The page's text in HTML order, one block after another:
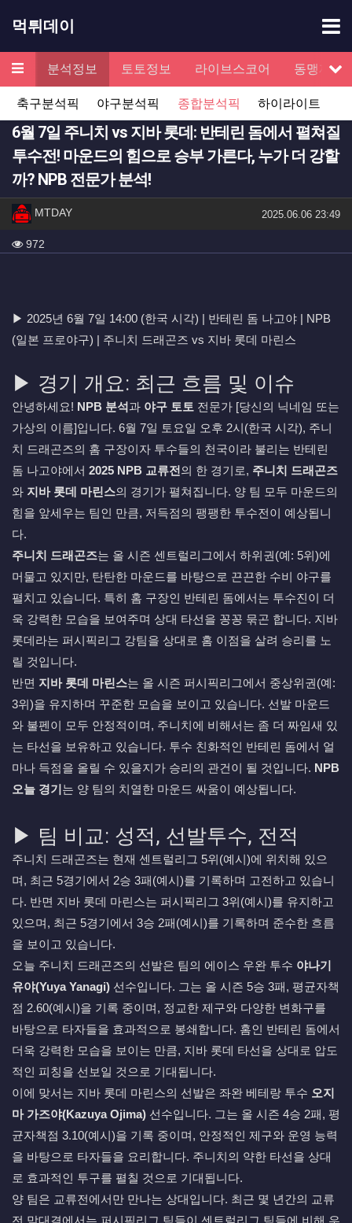
먹튀데이
메뉴
증 분석정보 토토정보 라이브스코어
동맹제휴
축구분석픽
야구분석픽 종합분석픽 하이라이트
6월 7일 주니치 vs 지바 롯데: 반테린 돔에서 펼쳐질
투수전! 마운드의 힘으로 승부 가른다, 누가 더 강할
까? NPB 전문가 분석!
작성자 정보
MTDAY작성 작성일
2025.06.06 23:49
컨텐츠 정보
972
▶ 2025년 6월 7일 14:00 (한국 시각) | 반테린 돔 나고야 | NPB
(일본 프로야구) | 주니치 드래곤즈 vs 지바 롯데 마린스
▶ 경기 개요: 최근 흐름 및 이슈
안녕하세요! NPB 분석과 야구 토토 전문가 [당신의 닉네임 또는
가상의 이름]입니다. 6월 7일 토요일 오후 2시(한국 시각), 주니
치 드래곤즈의 홈 구장이자 투수들의 천국이라 불리는 반테린
돔 나고야에서 2025 NPB 교류전의 한 경기로, 주니치 드래곤즈
와 지바 롯데 마린스의 경기가 펼쳐집니다. 양 팀 모두 마운드의
힘을 앞세우는 팀인 만큼, 저득점의 팽팽한 투수전이 예상됩니
다.
주니치 드래곤즈는 올 시즌 센트럴리그에서 하위권(예: 5위)에
머물고 있지만, 탄탄한 마운드를 바탕으로 끈끈한 수비 야구를
펼치고 있습니다. 특히 홈 구장인 반테린 돔에서는 투수진이 더
욱 강력한 모습을 보여주며 상대 타선을 꽁꽁 묶곤 합니다. 지바
롯데라는 퍼시픽리그 강팀을 상대로 홈 이점을 살려 승리를 노
릴 것입니다.
반면 지바 롯데 마린스는 올 시즌 퍼시픽리그에서 중상위권(예:
3위)을 유지하며 꾸준한 모습을 보이고 있습니다. 선발 마운드
와 불펜이 모두 안정적이며, 주니치에 비해서는 좀 더 짜임새 있
는 타선을 보유하고 있습니다. 투수 친화적인 반테린 돔에서 얼
마나 득점을 올릴 수 있을지가 승리의 관건이 될 것입니다. NPB
오늘 경기는 양 팀의 치열한 마운드 싸움이 예상됩니다.
▶ 팀 비교: 성적, 선발투수, 전적
주니치 드래곤즈는 현재 센트럴리그 5위(예시)에 위치해 있으
며, 최근 5경기에서 2승 3패(예시)를 기록하며 고전하고 있습니
다. 반면 지바 롯데 마린스는 퍼시픽리그 3위(예시)를 유지하고
있으며, 최근 5경기에서 3승 2패(예시)를 기록하며 준수한 흐름
을 보이고 있습니다.
오늘 주니치 드래곤즈의 선발은 팀의 에이스 우완 투수 야나기
유야(Yuya Yanagi) 선수입니다. 그는 올 시즌 5승 3패, 평균자책
점 2.60(예시)을 기록 중이며, 정교한 제구와 다양한 변화구를
바탕으로 타자들을 효과적으로 봉쇄합니다. 홈인 반테린 돔에서
더욱 강력한 모습을 보이는 만큼, 지바 롯데 타선을 상대로 압도
적인 피칭을 선보일 것으로 기대됩니다.
이에 맞서는 지바 롯데 마린스의 선발은 좌완 베테랑 투수 오지
마 가즈야(Kazuya Ojima) 선수입니다. 그는 올 시즌 4승 2패, 평
균자책점 3.10(예시)을 기록 중이며, 안정적인 제구와 운영 능력
을 바탕으로 타자들을 요리합니다. 주니치의 약한 타선을 상대
로 효과적인 투구를 펼칠 것으로 기대됩니다.
양 팀은 교류전에서만 만나는 상대입니다. 최근 몇 년간의 교류
전 맞대결에서는 퍼시픽리그 팀들이 센트럴리그 팀들에 비해 우